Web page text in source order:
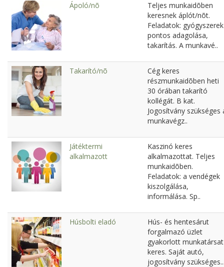
Ápoló/nõ
Teljes munkaidõben
keresnek áplót/nõt.
Feladatok: gyógyszerek
pontos adagolása,
takarítás. A munkavé..
Takarító/nõ
Cég keres
részmunkaidõben heti
30 órában takarító
kollégát. B kat.
Jogosítvány szükséges
munkavégz..
Játéktermi
alkalmazott
Kaszinó keres
alkalmazottat. Teljes
munkaidõben.
Feladatok: a vendégek
kiszolgálása,
informálása. Sp..
Húsbolti eladó
Hús- és hentesárut
forgalmazó üzlet
gyakorlott munkatársat
keres. Saját autó,
jogosítvány